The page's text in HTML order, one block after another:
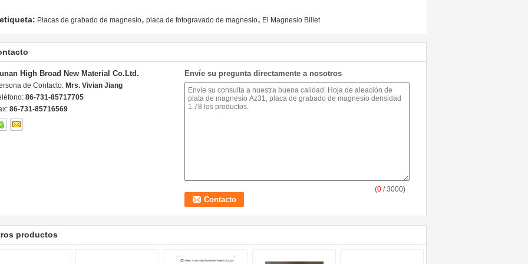
etiqueta: Placas de grabado de magnesio, placa de fotogravado de magnesio, El Magnesio Billet
High Broad New Material Co.Ltd.
de Contacto: Mrs. Vivian Jiang
86-731-85717705
86-731-85716569
Envíe su pregunta directamente a nosotros
(0 / 3000)
productos